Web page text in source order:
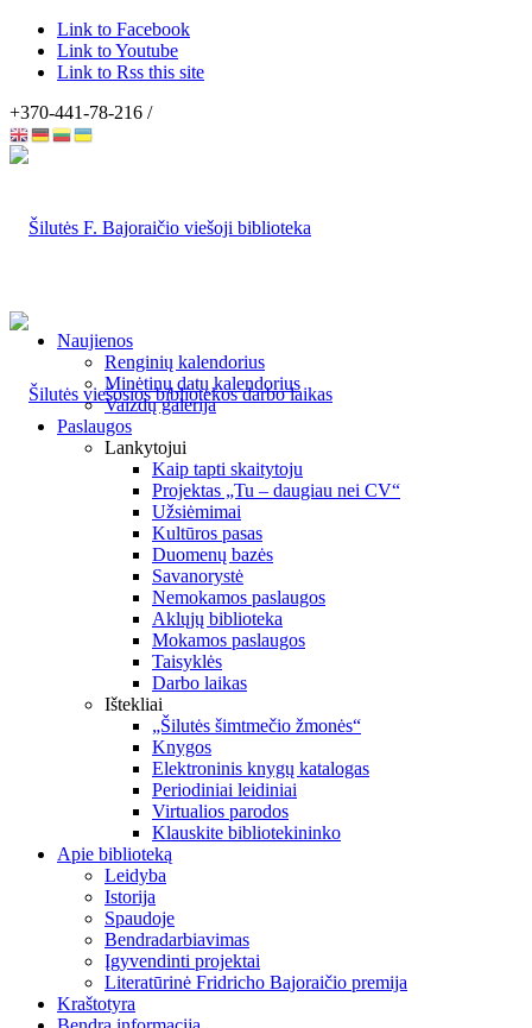
Link to Facebook
Link to Youtube
Link to Rss this site
+370-441-78-216 /
Naujienos
Renginių kalendorius
Minėtinų datų kalendorius
Vaizdų galerija
Paslaugos
Lankytojui
Kaip tapti skaitytoju
Projektas „Tu – daugiau nei CV“
Užsiėmimai
Kultūros pasas
Duomenų bazės
Savanorystė
Nemokamos paslaugos
Aklųjų biblioteka
Mokamos paslaugos
Taisyklės
Darbo laikas
Ištekliai
„Šilutės šimtmečio žmonės“
Knygos
Elektroninis knygų katalogas
Periodiniai leidiniai
Virtualios parodos
Klauskite bibliotekininko
Apie biblioteką
Leidyba
Istorija
Spaudoje
Bendradarbiavimas
Įgyvendinti projektai
Literatūrinė Fridricho Bajoraičio premija
Kraštotyra